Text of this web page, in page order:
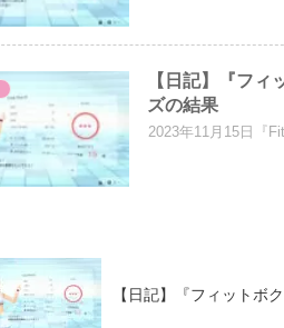
【日記】『フ
ズの結果
2023年11月15日『
【日記】『フィットボ